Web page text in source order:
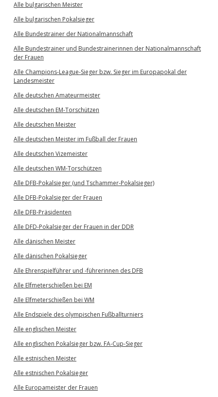
Alle bulgarischen Meister
Alle bulgarischen Pokalsieger
Alle Bundestrainer der Nationalmannschaft
Alle Bundestrainer und Bundestrainerinnen der Nationalmannschaft
der Frauen
Alle Champions-League-Sieger bzw. Sieger im Europapokal der
Landesmeister
Alle deutschen Amateurmeister
Alle deutschen EM-Torschützen
Alle deutschen Meister
Alle deutschen Meister im Fußball der Frauen
Alle deutschen Vizemeister
Alle deutschen WM-Torschützen
Alle DFB-Pokalsieger (und Tschammer-Pokalsieger)
Alle DFB-Pokalsieger der Frauen
Alle DFB-Präsidenten
Alle DFD-Pokalsieger der Frauen in der DDR
Alle dänischen Meister
Alle dänischen Pokalsieger
Alle Ehrenspielführer und -führerinnen des DFB
Alle Elfmeterschießen bei EM
Alle Elfmeterschießen bei WM
Alle Endspiele des olympischen Fußballturniers
Alle englischen Meister
Alle englischen Pokalsieger bzw. FA-Cup-Sieger
Alle estnischen Meister
Alle estnischen Pokalsieger
Alle Europameister der Frauen